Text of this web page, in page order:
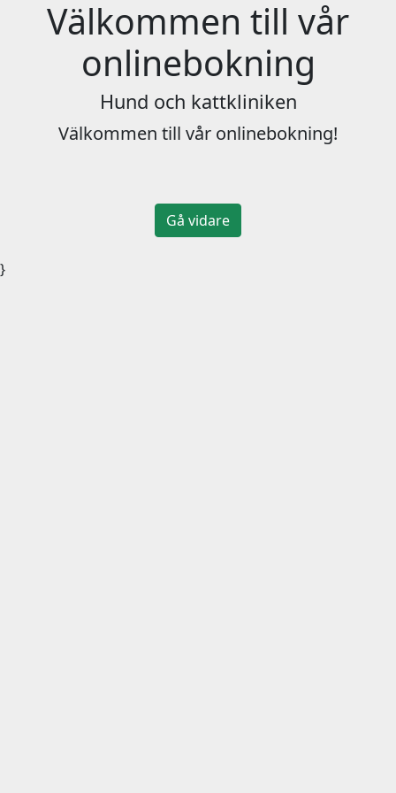
Välkommen till vår
onlinebokning
Hund och kattkliniken
Välkommen till vår onlinebokning!
Gå vidare
}